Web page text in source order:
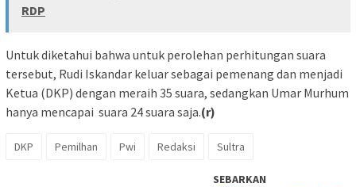
RDP
Untuk diketahui bahwa untuk perolehan perhitungan suara
tersebut, Rudi Iskandar keluar sebagai pemenang dan menjadi
Ketua (DKP) dengan meraih 35 suara, sedangkan Umar Murhum
hanya mencapai suara 24 suara saja.(r)
DKP Pemilhan Pwi Redaksi Sultra
SEBARKAN